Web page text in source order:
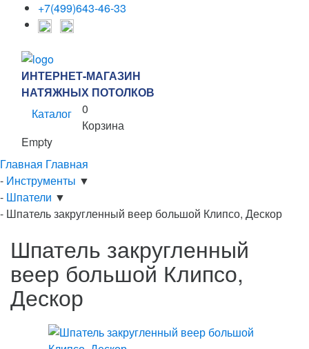
+7(499)643-46-33
ИНТЕРНЕТ-МАГАЗИН
НАТЯЖНЫХ ПОТОЛКОВ
Каталог
0
Корзина
Empty
Главная Главная
- Инструменты ▼
- Шпатели ▼
- Шпатель закругленный веер большой Клипсо, Дескор
Шпатель закругленный
веер большой Клипсо,
Дескор